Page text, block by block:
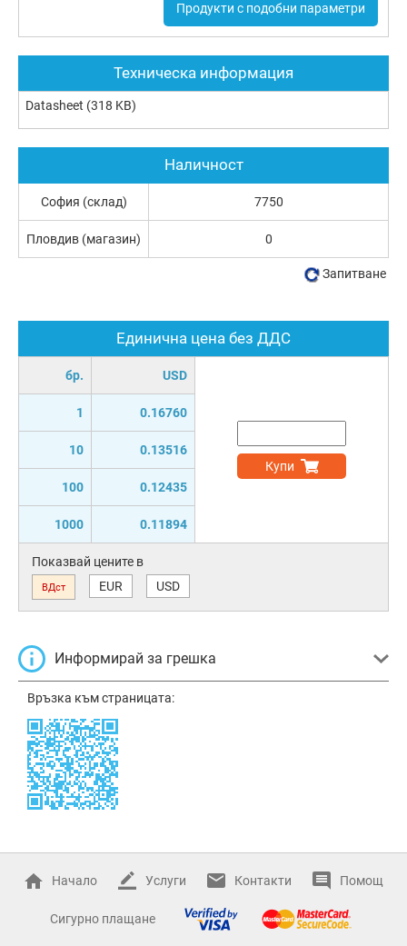
Продукти с подобни параметри
Техническа информация
Datasheet (318 KB)
Единична цена без ДДС
бр. USD
1 0.16760
10 0.13516
100 0.12435
1000 0.11894
Купи
Показвай цените в
ВДст EUR USD
Информирай за грешка
Връзка към страницата:
Наличност
София (склад) 7750
Пловдив (магазин) 0
Запитване
Начало Услуги Контакти Помощ
Сигурно плащане